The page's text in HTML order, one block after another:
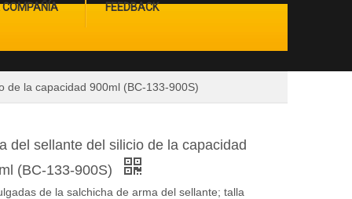
COMPAÑÍA FEEDBACK
de la capacidad 900ml (BC-133-900S)
del sellante del silicio de la capacidad
(BC-133-900S)
de la salchicha de arma del sellante; talla